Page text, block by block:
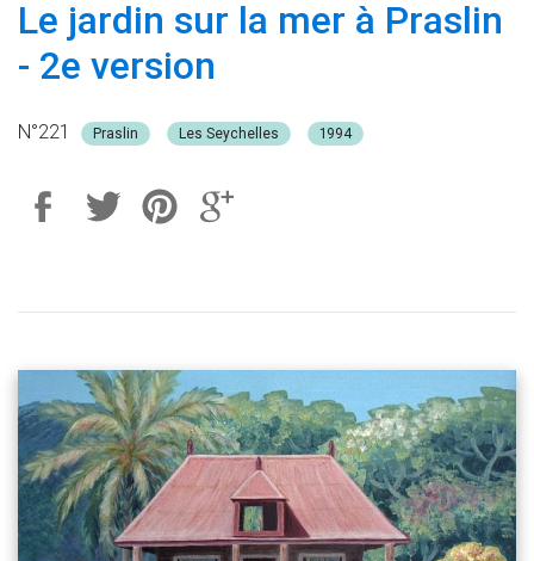
Le jardin sur la mer à Praslin
- 2e version
N°221 Praslin Les Seychelles 1994